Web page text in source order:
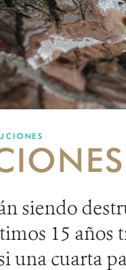
siendo
15 años
una cuarta